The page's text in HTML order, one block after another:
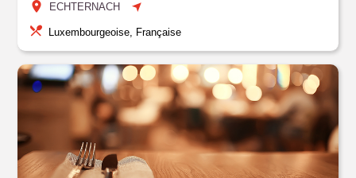
ECHTERNACH
Luxembourgeoise, Française